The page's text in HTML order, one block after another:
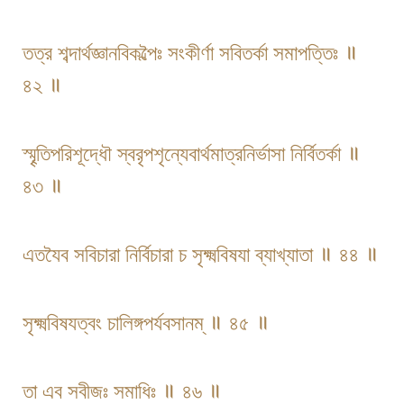
তত্র শব্দার্থজ্ঞানবিকল্পৈঃ সংকীর্ণা সবিতর্কা সমাপত্তিঃ ॥
৪২ ॥
স্মৄতিপরিশূদ্ধৌ স্বরৃপশৃন্যেবার্থমাত্রনির্ভাসা নির্বিতর্কা ॥
৪৩ ॥
এতযৈব সবিচারা নির্বিচারা চ সৃক্ষ্মবিষযা ব্যাখ্যাতা ॥ ৪৪ ॥
সৃক্ষ্মবিষযত্বং চালিঙ্গপর্যবসানম্ ॥ ৪৫ ॥
তা এব সবীজঃ সমাধিঃ ॥ ৪৬ ॥